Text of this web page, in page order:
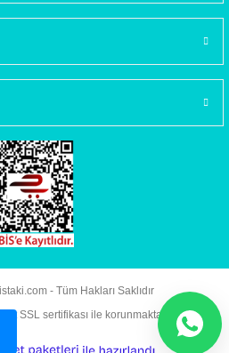
- Tüm Hakları Saklıdır
SSL sertifikası ile korunmaktadır.
e- ile